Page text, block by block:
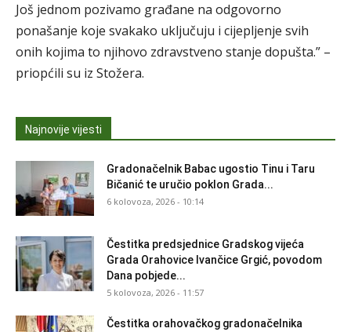
Još jednom pozivamo građane na odgovorno
ponašanje koje svakako uključuju i cijepljenje svih
onih kojima to njihovo zdravstveno stanje dopušta.” –
priopćili su iz Stožera.
Najnovije vijesti
Gradonačelnik Babac ugostio Tinu i Taru
Bičanić te uručio poklon Grada...
6 kolovoza, 2026 - 10:14
Čestitka predsjednice Gradskog vijeća
Grada Orahovice Ivančice Grgić, povodom
Dana pobjede...
5 kolovoza, 2026 - 11:57
Čestitka orahovačkog gradonačelnika